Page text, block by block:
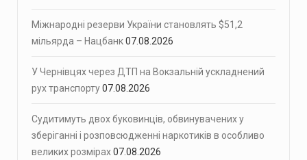
Міжнародні резерви України становлять $51,2
мільярда – Нацбанк07.08.2026
У Чернівцях через ДТП на Вокзальній ускладнений
рух транспорту07.08.2026
Судитимуть двох буковинців, обвинувачених у
зберіганні і розповсюдженні наркотиків в особливо
великих розмірах07.08.2026